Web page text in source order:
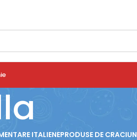
ITALIENEPRODUSE DE CRACIUN